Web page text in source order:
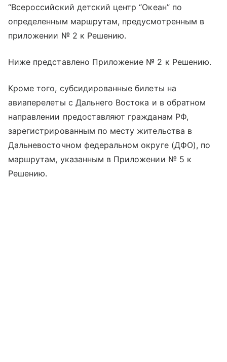
“Всероссийский детский центр “Океан” по
определенным маршрутам, предусмотренным в
приложении № 2 к Решению.
Ниже представлено Приложение № 2 к Решению.
Кроме того, субсидированные билеты на
авиаперелеты с Дальнего Востока и в обратном
направлении предоставляют гражданам РФ,
зарегистрированным по месту жительства в
Дальневосточном федеральном округе (ДФО), по
маршрутам, указанным в Приложении № 5 к
Решению.